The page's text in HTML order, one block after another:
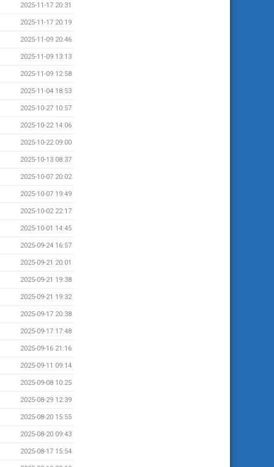
2025-11-17 20:31
2025-11-17 20:19
2025-11-09 20:46
2025-11-09 13:13
2025-11-09 12:58
2025-11-04 18:53
2025-10-27 10:57
2025-10-22 14:06
2025-10-22 09:00
2025-10-13 08:37
2025-10-07 20:02
2025-10-07 19:49
2025-10-02 22:17
2025-10-01 14:45
2025-09-24 16:57
2025-09-21 20:01
2025-09-21 19:38
2025-09-21 19:32
2025-09-17 20:38
2025-09-17 17:48
2025-09-16 21:16
2025-09-11 09:14
2025-09-08 10:25
2025-08-29 12:39
2025-08-20 15:55
2025-08-20 09:43
2025-08-17 15:54